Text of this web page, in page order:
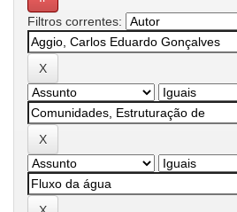
Filtros correntes: